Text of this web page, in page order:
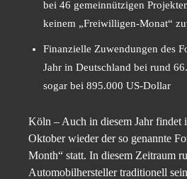
bei 46 gemeinnützigen
keinem „Freiwilligen-Monat“
Finanzielle Zuwendungen des
Jahr in Deutschland bei rund
sogar bei 895.000 US-Dollar
Köln – Auch in diesem Jahr findet
Oktober wieder der so genannte
Month“ statt. In diesem Zeitraum
Automobilhersteller traditionell